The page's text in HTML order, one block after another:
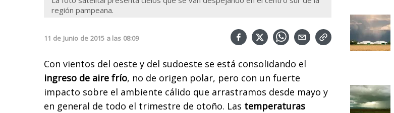
región pampeana.
11 de Junio de 2015 a las 08:09
Con vientos del oeste y del sudoeste se está consolidando el
ingreso de aire frío, no de origen polar, pero con un fuerte
impacto sobre el ambiente cálido que arrastramos desde mayo y
en general de todo el trimestre de otoño. Las temperaturas